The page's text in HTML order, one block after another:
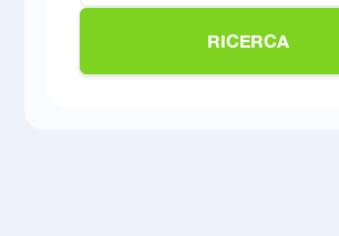
RICERCA